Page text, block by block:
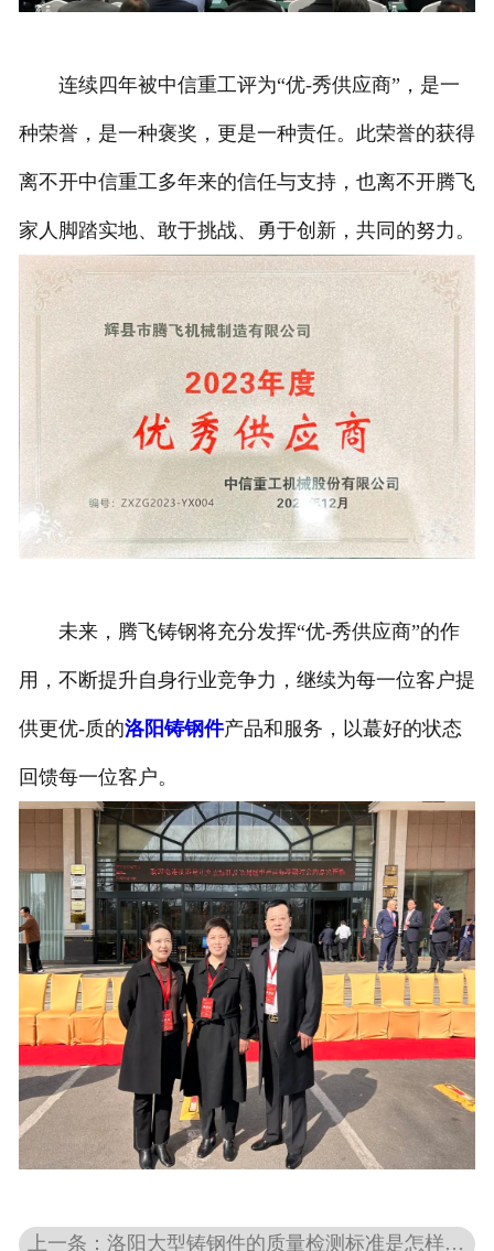
连续四年被中信重工评为“优-秀供应商”，是一
种荣誉，是一种褒奖，更是一种责任。此荣誉的获得
离不开中信重工多年来的信任与支持，也离不开腾飞
家人脚踏实地、敢于挑战、勇于创新，共同的努力。
未来，腾飞铸钢将充分发挥“优-秀供应商”的作
用，不断提升自身行业竞争力，继续为每一位客户提
供更优-质的洛阳铸钢件产品和服务，以蕞好的状态
回馈每一位客户。
上一条：洛阳大型铸钢件的质量检测标准是怎样的？